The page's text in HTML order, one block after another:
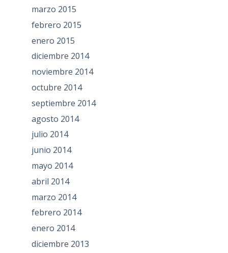
marzo 2015
febrero 2015
enero 2015
diciembre 2014
noviembre 2014
octubre 2014
septiembre 2014
agosto 2014
julio 2014
junio 2014
mayo 2014
abril 2014
marzo 2014
febrero 2014
enero 2014
diciembre 2013